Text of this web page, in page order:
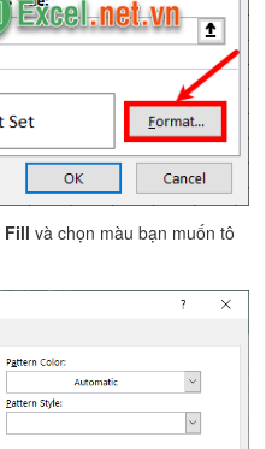
Fill và chọn màu bạn muốn tô